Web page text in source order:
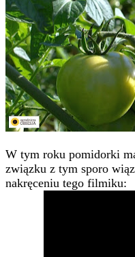
W tym roku pomidorki
związku z tym sporo
nakręceniu tego filmiku: